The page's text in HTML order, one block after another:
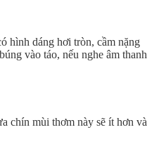
hình dáng hơi tròn, cầm nặng
vào táo, nếu nghe âm thanh
chín mùi thơm này sẽ ít hơn và